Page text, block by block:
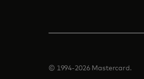
© 1994-2026 Mastercard.